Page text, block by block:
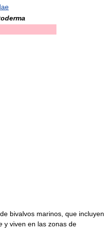
de bivalvos marinos, que incluyen
y viven en las zonas de